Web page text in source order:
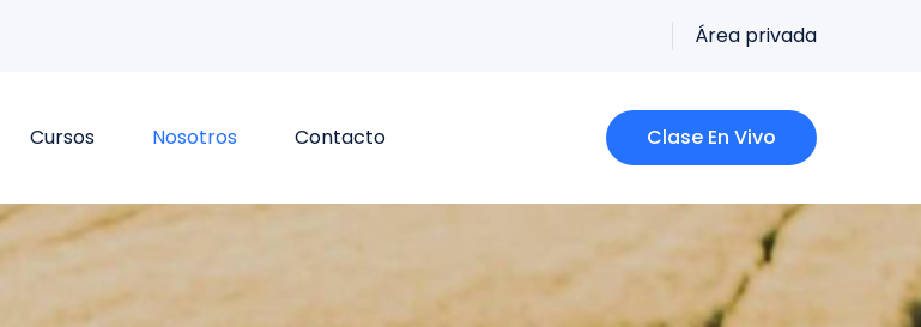
Área privada
Cursos Nosotros Contacto Clase En Vivo